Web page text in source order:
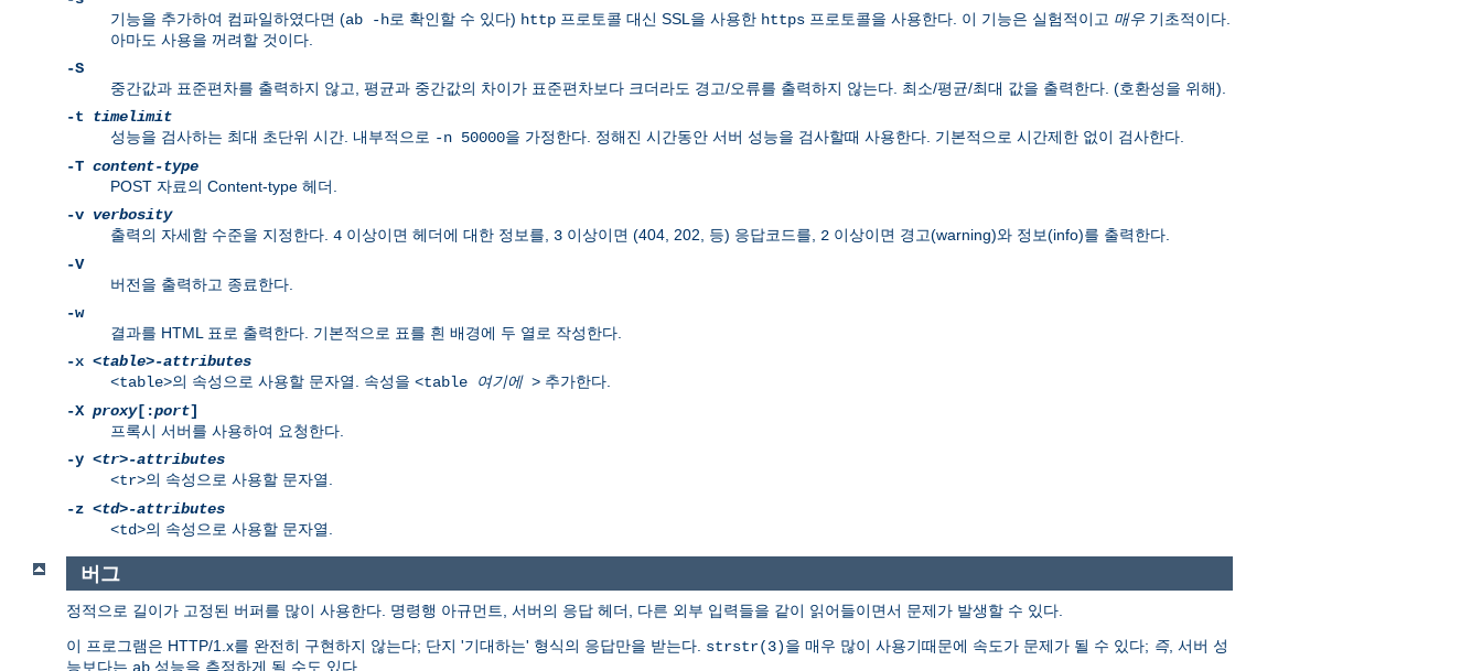
기능을 추가하여 컴파일하였다면 (ab -h로 확인할 수 있다) http 프로토콜 대신 SSL을 사용한 https 프로토콜을 사용한다. 이 기능은 실험적이고 매우 기초적이다.
아마도 사용을 꺼려할 것이다.
-S
중간값과 표준편차를 출력하지 않고, 평균과 중간값의 차이가 표준편차보다 크더라도 경고/오류를 출력하지 않는다. 최소/평균/최대 값을 출력한다. (호환성을 위해).
-t timelimit
성능을 검사하는 최대 초단위 시간. 내부적으로 -n 50000을 가정한다. 정해진 시간동안 서버 성능을 검사할때 사용한다. 기본적으로 시간제한 없이 검사한다.
-T content-type
POST 자료의 Content-type 헤더.
-v verbosity
출력의 자세함 수준을 지정한다. 4 이상이면 헤더에 대한 정보를, 3 이상이면 (404, 202, 등) 응답코드를, 2 이상이면 경고(warning)와 정보(info)를 출력한다.
-V
버전을 출력하고 종료한다.
-w
결과를 HTML 표로 출력한다. 기본적으로 표를 흰 배경에 두 열로 작성한다.
-x <table>-attributes
<table>의 속성으로 사용할 문자열. 속성을 <table 여기에> 추가한다.
-X proxy[:port]
프록시 서버를 사용하여 요청한다.
-y <tr>-attributes
<tr>의 속성으로 사용할 문자열.
-z <td>-attributes
<td>의 속성으로 사용할 문자열.
버그
정적으로 길이가 고정된 버퍼를 많이 사용한다. 명령행 아규먼트, 서버의 응답 헤더, 다른 외부 입력들을 같이 읽어들이면서 문제가 발생할 수 있다.
이 프로그램은 HTTP/1.x를 완전히 구현하지 않는다; 단지 '기대하는' 형식의 응답만을 받는다. strstr(3)을 매우 많이 사용기때문에 속도가 문제가 될 수 있다; 즉, 서버 성
능보다는
성능을 측정하게 될 수도 있다.